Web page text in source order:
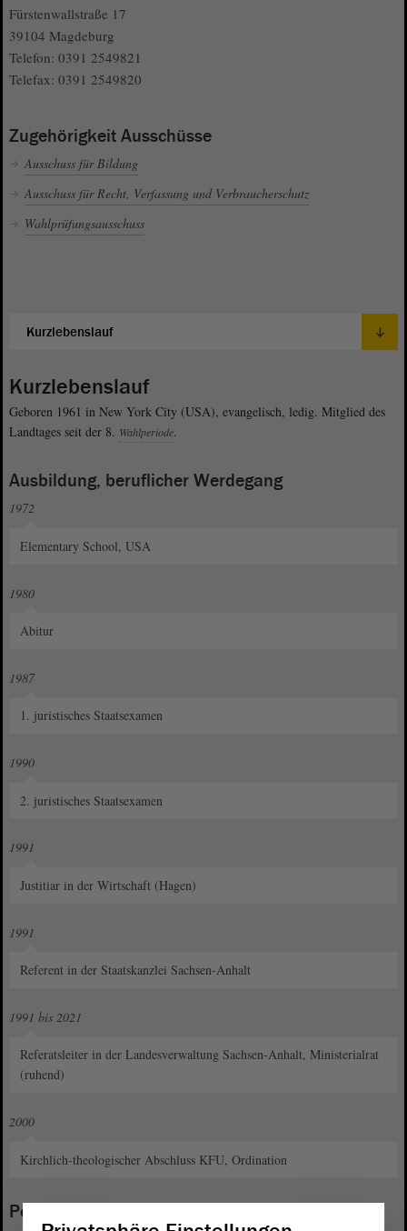
Fürstenwallstraße 17
39104 Magdeburg
Telefon: 0391 2549821
Telefax: 0391 2549820
Zugehörigkeit Ausschüsse
Ausschuss für Bildung
Ausschuss für Recht, Verfassung und Verbraucherschutz
Wahlprüfungsausschuss
Kurzlebenslauf
Geboren 1961 in New York City (USA), evangelisch, ledig. Mitglied des
Landtages seit der 8. Wahlperiode.
Ausbildung, beruflicher Werdegang
1972
Elementary School, USA
1980
Abitur
1987
1. juristisches Staatsexamen
1990
2. juristisches Staatsexamen
1991
Justitiar in der Wirtschaft (Hagen)
1991
Referent in der Staatskanzlei Sachsen-Anhalt
1991 bis 2021
Referatsleiter in der Landesverwaltung Sachsen-Anhalt, Ministerialrat
(ruhend)
2000
Kirchlich-theologischer Abschluss KFU, Ordination
Politische und gesellschaftliche Funktionen